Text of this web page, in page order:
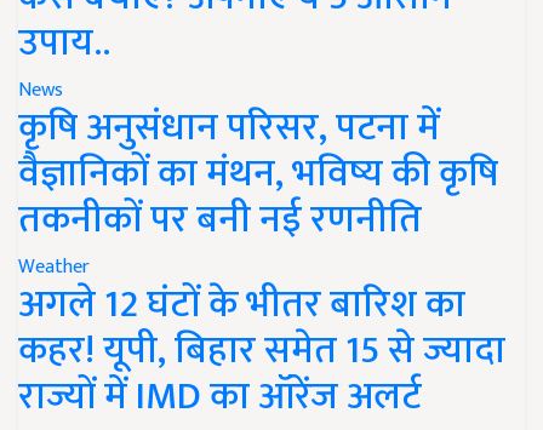
उपाय..
News
कृषि अनुसंधान परिसर, पटना में
वैज्ञानिकों का मंथन, भविष्य की कृषि
तकनीकों पर बनी नई रणनीति
Weather
अगले 12 घंटों के भीतर बारिश का
कहर! यूपी, बिहार समेत 15 से ज्यादा
राज्यों में IMD का ऑरेंज अलर्ट